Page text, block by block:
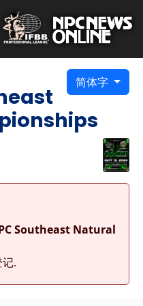
简体字
Southeast Natural
.